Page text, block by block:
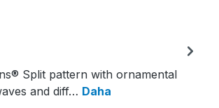
Split pattern with ornamental
and diff… Daha